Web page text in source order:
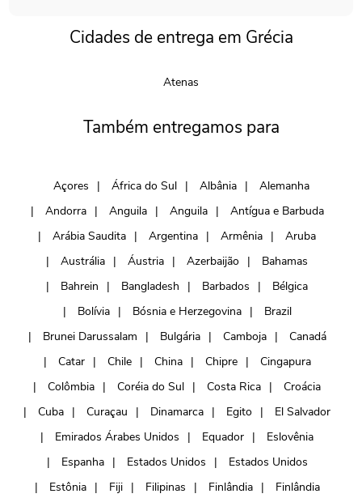
Cidades de entrega em Grécia
Atenas
Também entregamos para
Açores África do Sul Albânia
Alemanha
Andorra
Anguila Anguila
Antígua e Barbuda
Arábia Saudita
Argentina Armênia
Aruba
Austrália
Áustria Azerbaijão
Bahamas
Bahrein
Bangladesh Barbados
Bélgica
Bolívia
Bósnia e Herzegovina
Brazil
Brunei Darussalam
Bulgária Camboja
Canadá
Catar
Chile China Chipre
Cingapura
Colômbia
Coréia do Sul Costa Rica
Croácia
Cuba
Curaçau Dinamarca Egito
El Salvador
Emirados Árabes Unidos
Equador
Eslovênia
Espanha
Estados Unidos
Estados Unidos
Estônia
Fiji Filipinas Finlândia Finlândia